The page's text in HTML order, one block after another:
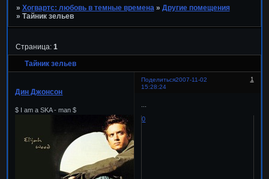
» Хогвартс: любовь в темные времена » Другие помещения
» Тайник зельев
Тайник зельев
Страница: 1
Поделиться 1
2007-11-02
15:28:24
Дин Джонсон
$ I am a SKA - man $
0